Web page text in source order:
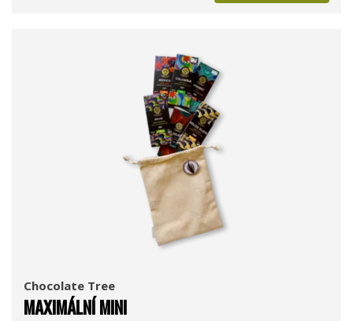
Chocolate Tree
MAXIMÁLNÍ MINI